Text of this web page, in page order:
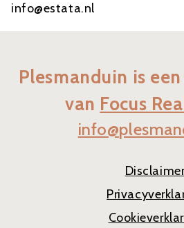
info@estata.nl
Plesmanduin is
van Focus